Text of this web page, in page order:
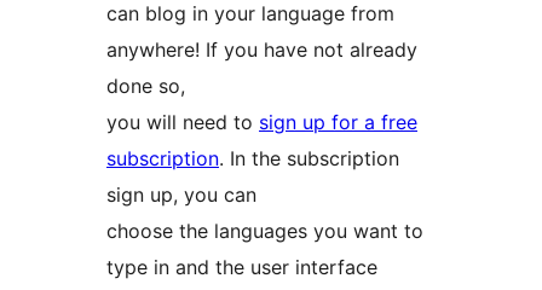
can blog in your language from
anywhere! If you have not already
done so,
you will need to sign up for a free
subscription. In the subscription
sign up, you can
choose the languages you want to
type in and the user interface